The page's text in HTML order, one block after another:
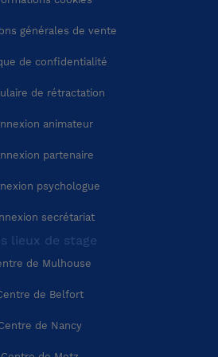
Rhône-Alpes
Alpes-Côte-d'Azur
Corrèze (19)
d'Armor (22)
Doubs (25)
générales de vente
de confidentialité
de rétractation
animateur
partenaire
psychologue
secrétariat
lieux de stage
de Mulhouse
de Belfort
de Nancy